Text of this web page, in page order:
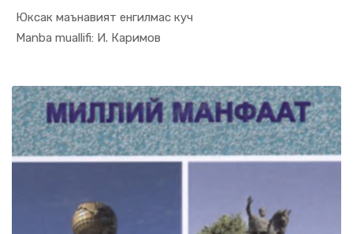
Юксак маънавият енгилмас куч
Manba muallifi: И. КаримовIn Ilmiy t...